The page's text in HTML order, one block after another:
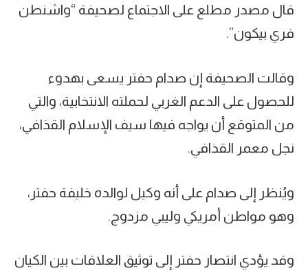
قال مصدر مطلع على الاجتماع لصحيفة “واشنطن
فري بيكون”.
وقالت الصحيفة إن صدام حفتر يسعى بهدوء
للحصول على الدعم الغربي لحملته الانتخابية، والتي
من المتوقع أن يواجه فيها سيف الإسلام القذافي،
نجل معمر القذافي.
ويُنظر إلى صدام على أنه وكيل لوالده خليفة حفتر،
وهو مواطن أمريكي وليبي مزدوج.
وقد يؤدي انتصار حفتر إلى توثيق العلاقات بين الكيان